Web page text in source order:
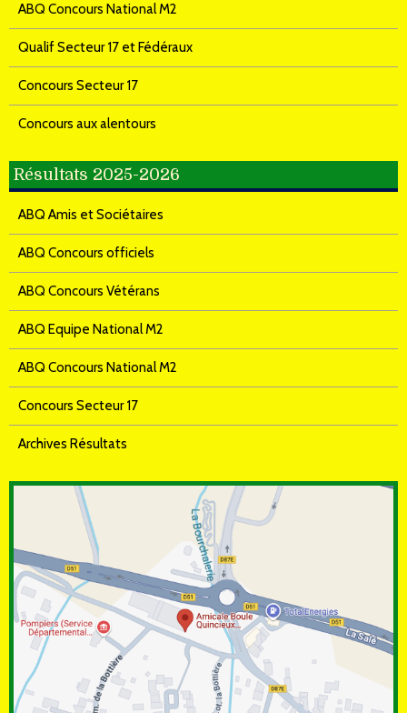
ABQ Concours National M2
Qualif Secteur 17 et Fédéraux
Concours Secteur 17
Concours aux alentours
Résultats 2025-2026
ABQ Amis et Sociétaires
ABQ Concours officiels
ABQ Concours Vétérans
ABQ Equipe National M2
ABQ Concours National M2
Concours Secteur 17
Archives Résultats